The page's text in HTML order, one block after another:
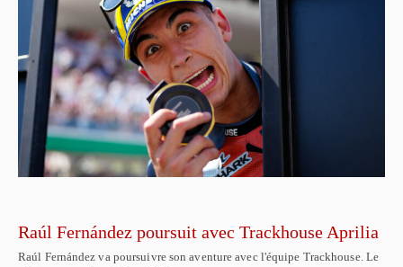
Raúl Fernández poursuit avec Trackhouse Aprilia
Raúl Fernández va poursuivre son aventure avec l'équipe Trackhouse. Le